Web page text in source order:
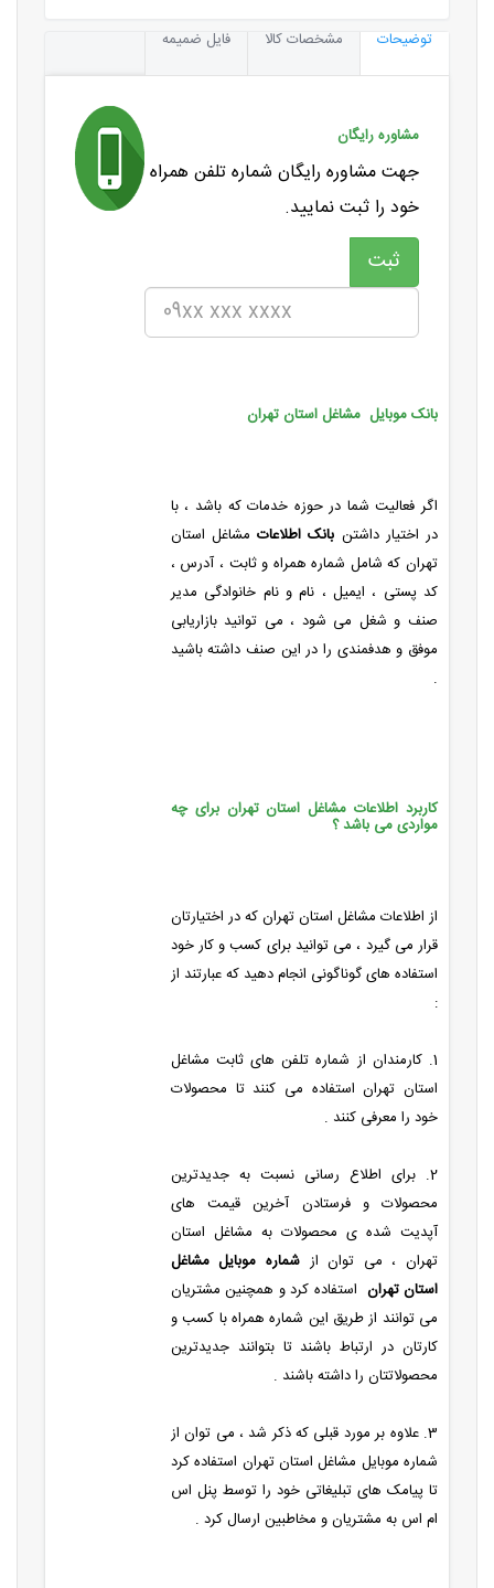
توضیحات مشخصات کالا فایل ضمیمه
مشاوره رایگان
جهت مشاوره رایگان شماره تلفن همراه
خود را ثبت نمایید.
بانک موبایل مشاغل استان تهران
اگر فعالیت شما در حوزه خدمات که باشد ، با
در اختیار داشتن بانک اطلاعات مشاغل استان
تهران که شامل شماره همراه و ثابت ، آدرس ،
کد پستی ، ایمیل ، نام و نام خانوادگی مدیر
صنف و شغل می شود ، می توانید بازاریابی
موفق و هدفمندی را در این صنف داشته باشید
.
کاربرد اطلاعات مشاغل استان تهران برای چه
مواردی می باشد ؟
از اطلاعات مشاغل استان تهران که در اختیارتان
قرار می گیرد ، می توانید برای کسب و کار خود
استفاده های گوناگونی انجام دهید که عبارتند از
:
1. کارمندان از شماره تلفن های ثابت مشاغل
استان تهران استفاده می کنند تا محصولات
خود را معرفی کنند .
2. برای اطلاع رسانی نسبت به جدیدترین
محصولات و فرستادن آخرین قیمت های
آپدیت شده ی محصولات به مشاغل استان
تهران ، می توان از شماره موبایل مشاغل
استان تهران استفاده کرد و همچنین مشتریان
می توانند از طریق این شماره همراه با کسب و
کارتان در ارتباط باشند تا بتوانند جدیدترین
محصولاتتان را داشته باشند .
3. علاوه بر مورد قبلی که ذکر شد ، می توان از
شماره موبایل مشاغل استان تهران استفاده کرد
تا پیامک های تبلیغاتی خود را توسط پنل اس
ام اس به مشتریان و مخاطبین ارسال کرد .